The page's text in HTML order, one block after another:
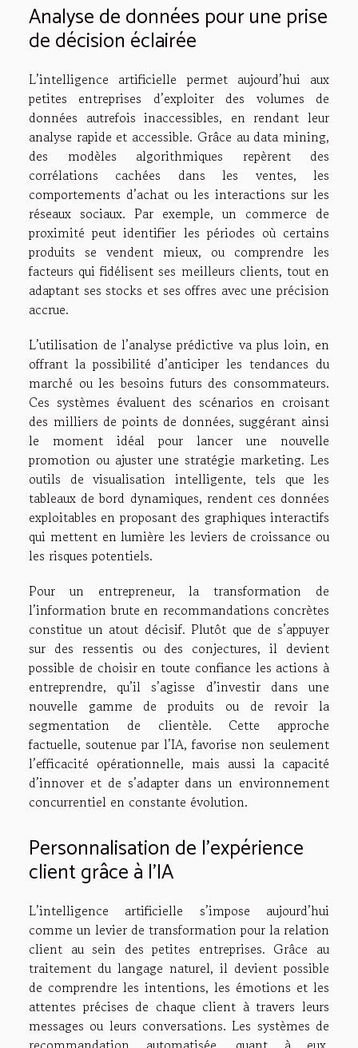
Analyse de données pour une prise
de décision éclairée
L’intelligence artificielle permet aujourd’hui aux
petites entreprises d’exploiter des volumes de
données autrefois inaccessibles, en rendant leur
analyse rapide et accessible. Grâce au data mining,
des modèles algorithmiques repèrent des
corrélations cachées dans les ventes, les
comportements d’achat ou les interactions sur les
réseaux sociaux. Par exemple, un commerce de
proximité peut identifier les périodes où certains
produits se vendent mieux, ou comprendre les
facteurs qui fidélisent ses meilleurs clients, tout en
adaptant ses stocks et ses offres avec une précision
accrue.
L’utilisation de l’analyse prédictive va plus loin, en
offrant la possibilité d’anticiper les tendances du
marché ou les besoins futurs des consommateurs.
Ces systèmes évaluent des scénarios en croisant
des milliers de points de données, suggérant ainsi
le moment idéal pour lancer une nouvelle
promotion ou ajuster une stratégie marketing. Les
outils de visualisation intelligente, tels que les
tableaux de bord dynamiques, rendent ces données
exploitables en proposant des graphiques interactifs
qui mettent en lumière les leviers de croissance ou
les risques potentiels.
Pour un entrepreneur, la transformation de
l’information brute en recommandations concrètes
constitue un atout décisif. Plutôt que de s’appuyer
sur des ressentis ou des conjectures, il devient
possible de choisir en toute confiance les actions à
entreprendre, qu’il s’agisse d’investir dans une
nouvelle gamme de produits ou de revoir la
segmentation de clientèle. Cette approche
factuelle, soutenue par l’IA, favorise non seulement
l’efficacité opérationnelle, mais aussi la capacité
d’innover et de s’adapter dans un environnement
concurrentiel en constante évolution.
Personnalisation de l’expérience
client grâce à l’IA
L’intelligence artificielle s’impose aujourd’hui
comme un levier de transformation pour la relation
client au sein des petites entreprises. Grâce au
traitement du langage naturel, il devient possible
de comprendre les intentions, les émotions et les
attentes précises de chaque client à travers leurs
messages ou leurs conversations. Les systèmes de